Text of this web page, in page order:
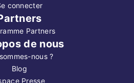
connecter
Partners
de nous
nous ?
Blog
Presse